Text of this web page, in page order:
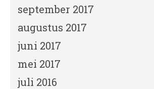
september 2017
augustus 2017
juni 2017
mei 2017
juli 2016